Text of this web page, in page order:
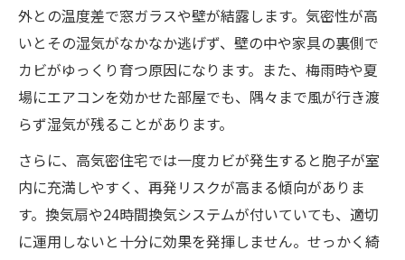
外との温度差で窓ガラスや壁が結露します。気密性が高
いとその湿気がなかなか逃げず、壁の中や家具の裏側で
カビがゆっくり育つ原因になります。また、梅雨時や夏
場にエアコンを効かせた部屋でも、隅々まで風が行き渡
らず湿気が残ることがあります。
さらに、高気密住宅では一度カビが発生すると胞子が室
内に充満しやすく、再発リスクが高まる傾向がありま
す。換気扇や24時間換気システムが付いていても、適切
に運用しないと十分に効果を発揮しません。せっかく綺